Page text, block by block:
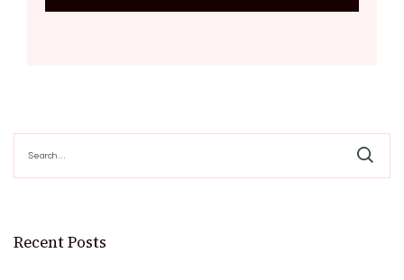
for:
Recent Posts